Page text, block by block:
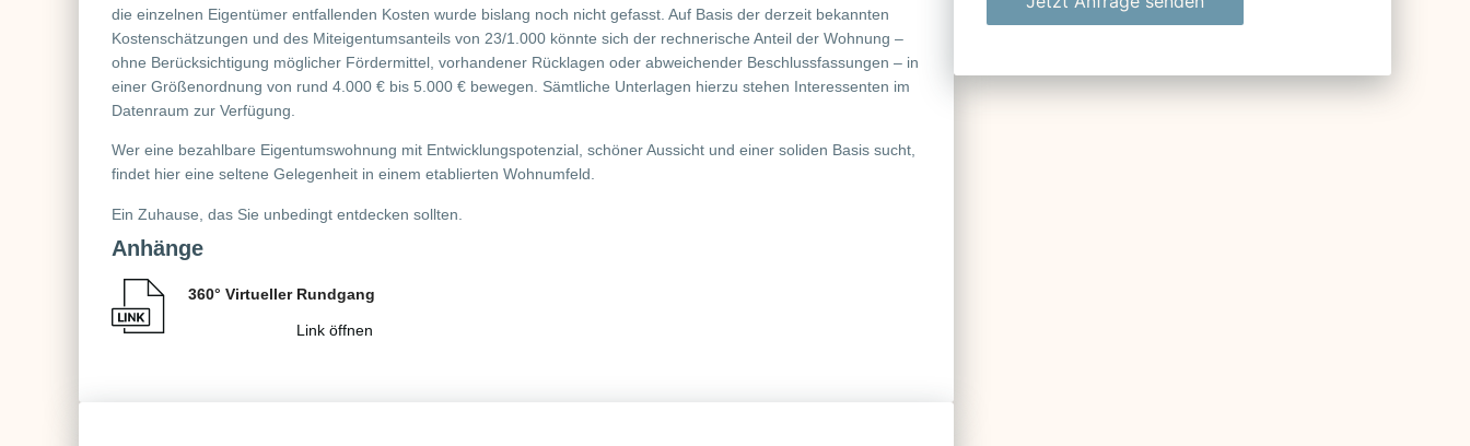
die einzelnen Eigentümer entfallenden Kosten wurde bislang noch nicht gefasst. Auf Basis der derzeit bekannten
Kostenschätzungen und des Miteigentumsanteils von 23/1.000 könnte sich der rechnerische Anteil der Wohnung –
ohne Berücksichtigung möglicher Fördermittel, vorhandener Rücklagen oder abweichender Beschlussfassungen – in
einer Größenordnung von rund 4.000 € bis 5.000 € bewegen. Sämtliche Unterlagen hierzu stehen Interessenten im
Datenraum zur Verfügung.
Wer eine bezahlbare Eigentumswohnung mit Entwicklungspotenzial, schöner Aussicht und einer soliden Basis sucht,
findet hier eine seltene Gelegenheit in einem etablierten Wohnumfeld.
Ein Zuhause, das Sie unbedingt entdecken sollten.
Anhänge
360° Virtueller Rundgang
Link öffnen